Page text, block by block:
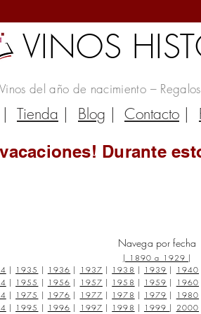
VINOS
Vinos del año de nacimiento –
| Tienda | Blog | Contacto |
Durante
Navega por fecha
| 1890 a 1929 |
| 1935 | 1936 | 1937 | 1938 | 1939 | 1940
| 1955 | 1956 | 1957 | 1958 | 1959 | 1960
| 1975 | 1976 | 1977 | 1978 | 1979 | 1980
| 1995 | 1996 | 1997 | 1998 | 1999 | 2000